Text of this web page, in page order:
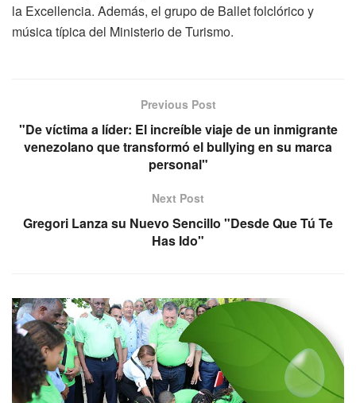
la Excellencia. Además, el grupo de Ballet folclórico y
música típica del Ministerio de Turismo.
Previous Post
"De víctima a líder: El increíble viaje de un inmigrante
venezolano que transformó el bullying en su marca
personal"
Next Post
Gregori Lanza su Nuevo Sencillo "Desde Que Tú Te
Has Ido"